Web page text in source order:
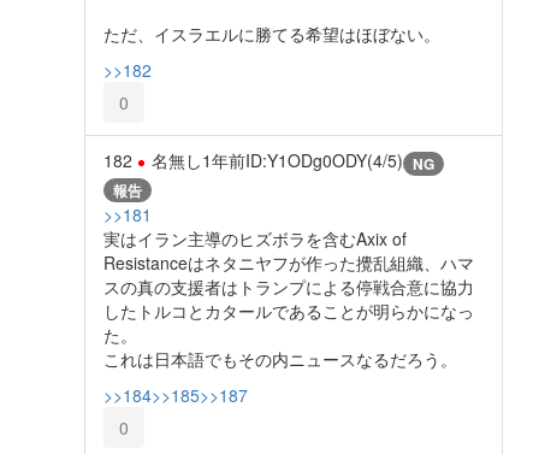
ただ、イスラエルに勝てる希望はほぼない。
>>182
0
182 名無し1年前ID:Y1ODg0ODY(4/5) NG
報告
>>181
実はイラン主導のヒズボラを含むAxix of
Resistanceはネタニヤフが作った攪乱組織、ハマ
スの真の支援者はトランプによる停戦合意に協力
したトルコとカタールであることが明らかになっ
た。
これは日本語でもその内ニュースなるだろう。
>>184>>185>>187
0